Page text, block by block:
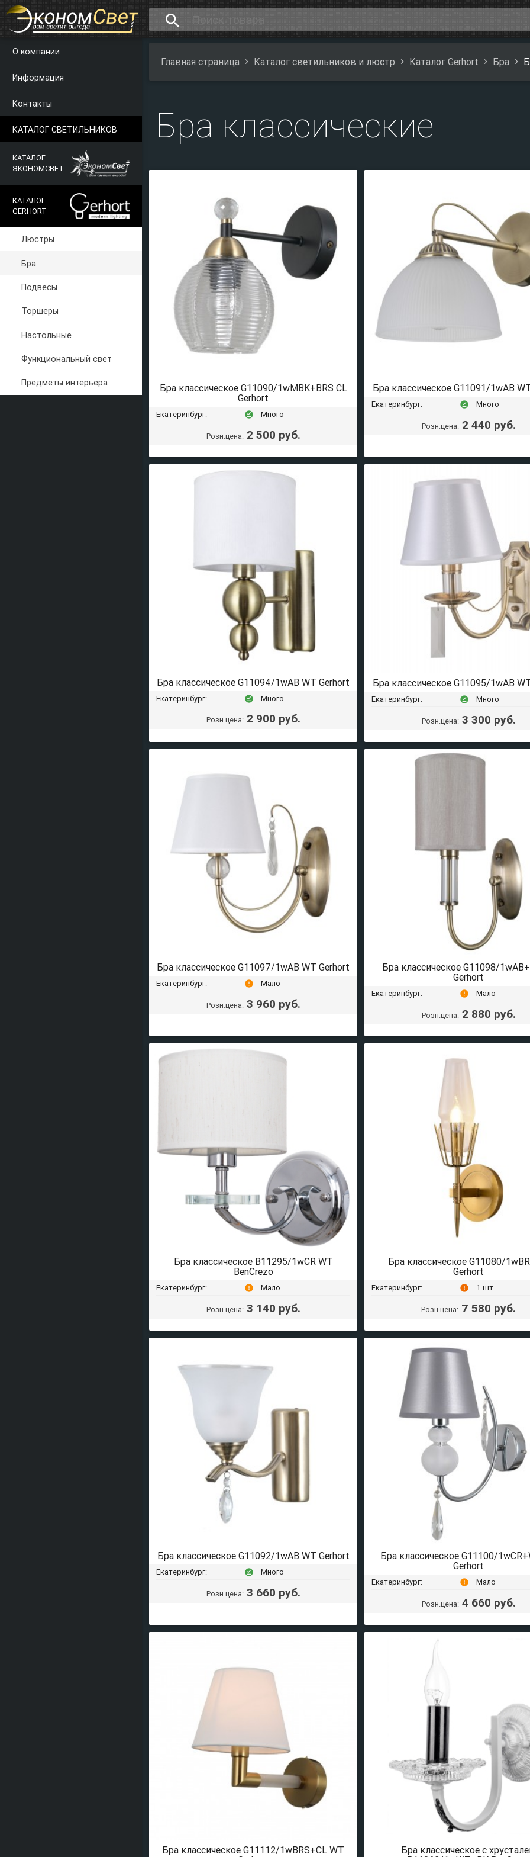
search
О компании
Информация
Контакты
КАТАЛОГ СВЕТИЛЬНИКОВ
КАТАЛОГ
ЭКОНОМСВЕТ
КАТАЛОГ
GERHORT
Люстры
Бра
Подвесы
Торшеры
Настольные
Функциональный свет
Предметы интерьера
Главная страница Каталог светильников и люстр Каталог Gerhort Бра
Бра классические
Бра классическое G11090/1wMBK+BRS CL
Gerhort
Екатеринбург: offline_pin Много
Розн.цена: 2 500 руб.
Бра классическое G11091/1wAB
Екатеринбург: offline_pin Много
Розн.цена: 2 440 руб.
Бра классическое G11094/1wAB WT Gerhort
Екатеринбург: offline_pin Много
Розн.цена: 2 900 руб.
Бра классическое G11095/1wAB
Екатеринбург: offline_pin Много
Розн.цена: 3 300 руб.
Бра классическое G11097/1wAB WT Gerhort
Екатеринбург: error Мало
Розн.цена: 3 960 руб.
Бра классическое G11098/
Gerhort
Екатеринбург: error Мало
Розн.цена: 2 880 руб.
Бра классическое B11295/1wCR WT
BenCrezo
Екатеринбург: error Мало
Розн.цена: 3 140 руб.
Бра классическое G11080/
Gerhort
Екатеринбург: error 1 шт.
Розн.цена: 7 580 руб.
Бра классическое G11092/1wAB WT Gerhort
Екатеринбург: offline_pin Много
Розн.цена: 3 660 руб.
Бра классическое G11100/
Gerhort
Екатеринбург: error Мало
Розн.цена: 4 660 руб.
Бра классическое G11112/1wBRS+CL WT
Бра классическое с